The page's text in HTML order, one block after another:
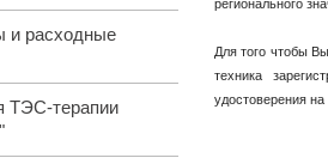
и расходные
ТЭС-терапии
регионального
Для того чтобы
техника
удостоверения